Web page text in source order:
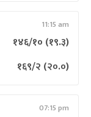
11:15 am
१४६/१० (१९.३)
१६९/२ (२०.०)
07:15 pm